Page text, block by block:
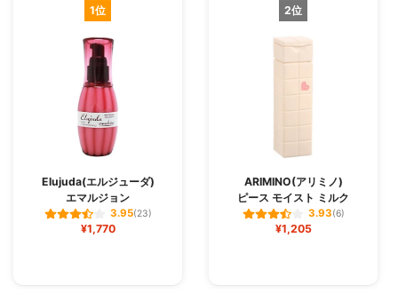
1位
Elujuda(エルジューダ)
エマルジョン
3.95(23)
¥1,770
2位
ARIMINO(アリミノ)
ピース モイスト ミルク
3.93(6)
¥1,205